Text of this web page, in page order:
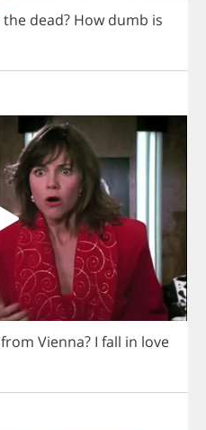
the dead? How dumb is
from Vienna? I fall in love